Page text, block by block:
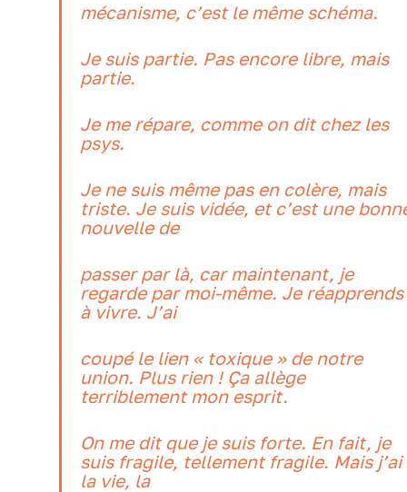
mécanisme, c’est le même schéma.
Je suis partie. Pas encore libre, mais
partie.
Je me répare, comme on dit chez les
psys.
Je ne suis même pas en colère, mais
triste. Je suis vidée, et c’est une
nouvelle de
passer par là, car maintenant, je
regarde par moi-même. Je réapprends
à vivre. J’ai
coupé le lien « toxique » de notre
union. Plus rien ! Ça allège
terriblement mon esprit.
On me dit que je suis forte. En fait, je
suis fragile, tellement fragile. Mais j’ai
la vie, la